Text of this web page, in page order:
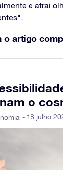
e atrai
o artigo
o
- 18 julho